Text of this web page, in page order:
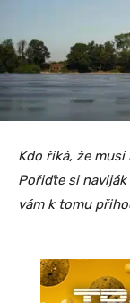
Kdo říká, že
Pořiďte si naviják
vám k tomu